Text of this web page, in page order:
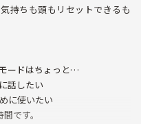
持ちも頭もリセットできるも
ードはちょっと…
話したい
に使いたい
です。